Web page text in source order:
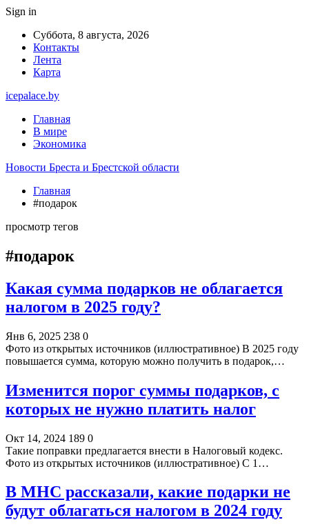
Sign in
Суббота, 8 августа, 2026
Контакты
Лента
Карта
icepalace.by
Главная
В мире
Экономика
Новости Бреста и Брестской области
Главная
#подарок
просмотр тегов
#подарок
Какая сумма подарков не облагается
налогом в 2025 году?
Янв 6, 2025 238 0
Фото из открытых источников (иллюстративное) В 2025 году
повышается сумма, которую можно получить в подарок,…
Изменится порог суммы подарков, с
которых не нужно платить налог
Окт 14, 2024 189 0
Такие поправки предлагается внести в Налоговый кодекс.
Фото из открытых источников (иллюстративное) С 1…
В МНС рассказали, какие подарки не
будут облагаться налогом в 2024 году